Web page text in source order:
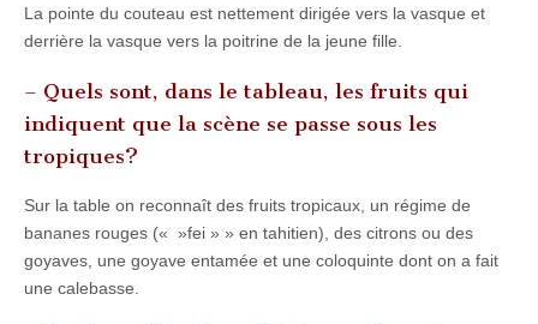
La pointe du couteau est nettement dirigée vers la vasque et
derrière la vasque vers la poitrine de la jeune fille.
– Quels sont, dans le tableau, les fruits qui
indiquent que la scène se passe sous les
tropiques?
Sur la table on reconnaît des fruits tropicaux, un régime de
bananes rouges (« »fei » » en tahitien), des citrons ou des
goyaves, une goyave entamée et une coloquinte dont on a fait
une calebasse.